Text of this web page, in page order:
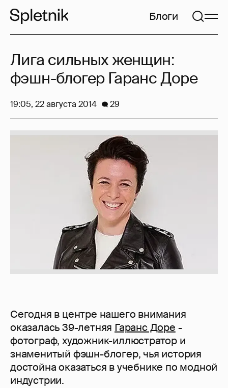
Блоги
Сегодня в центре нашего внимания
оказалась 39-летняя Гаранс Доре -
фотограф, художник-иллюстратор и
знаменитый фэшн-блогер, чья история
достойна оказаться в учебнике по модной
индустрии.
Лига сильных женщин:
фэшн-блогер Гаранс Доре
19:05, 22 августа 2014 29